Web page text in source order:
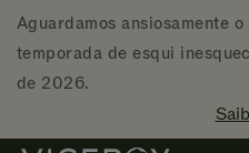
Ir diretamente para o
Aguardamos ansiosamente
temporada de esqui
de 2026.